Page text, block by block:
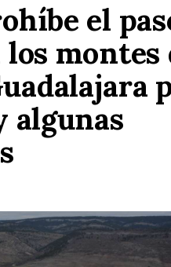
el
montes
algunas